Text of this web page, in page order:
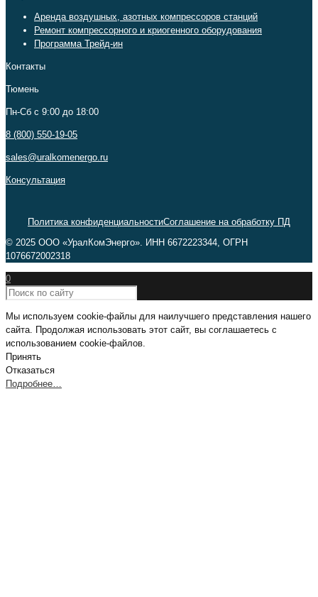
Аренда воздушных, азотных компрессоров станций
Ремонт компрессорного и криогенного оборудования
Программа Трейд-ин
Контакты
Тюмень
Пн-Сб c 9:00 до 18:00
8 (800) 550-19-05
sales@uralkomenergo.ru
Консультация
Политика конфиденциальностиСоглашение на обработку ПД
© 2025 ООО «УралКомЭнерго». ИНН 6672223344, ОГРН
1076672002318
0
Мы используем cookie-файлы для наилучшего представления нашего
сайта. Продолжая использовать этот сайт, вы соглашаетесь с
использованием cookie-файлов.
Принять
Отказаться
Подробнее…